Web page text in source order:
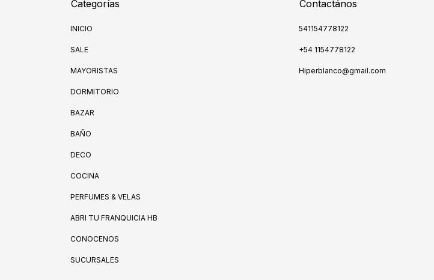
Categorías
INICIO
SALE
MAYORISTAS
DORMITORIO
BAZAR
BAÑO
DECO
COCINA
PERFUMES & VELAS
ABRI TU FRANQUICIA HB
CONOCENOS
SUCURSALES
Contactános
541154778122
+54 1154778122
Hiperblanco@gmail.com